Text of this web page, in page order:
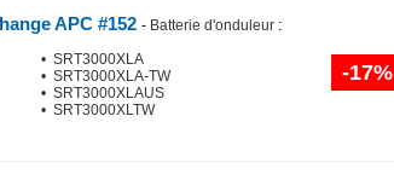
APC #152 - Batterie d'onduleur :
• SRT3000XLA
• SRT3000XLA-TW
• SRT3000XLAUS
• SRT3000XLTW
-17%